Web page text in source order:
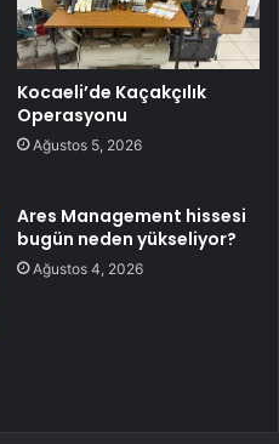
Kocaeli’de Kaçakçılık
Operasyonu
Ağustos 5, 2026
Ares Management hissesi
bugün neden yükseliyor?
Ağustos 4, 2026